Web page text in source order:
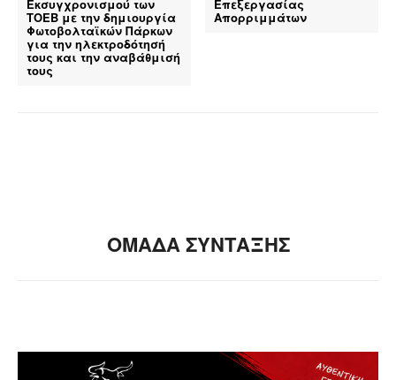
Εκσυγχρονισμού των
ΤΟΕΒ με την δημιουργία
Φωτοβολταϊκών Πάρκων
για την ηλεκτροδότησή
τους και την αναβάθμισή
τους
Επεξεργασίας
Απορριμμάτων
ΟΜΑΔΑ ΣΥΝΤΑΞΗΣ